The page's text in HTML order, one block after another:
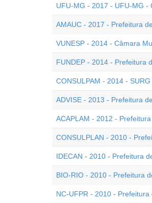
UFU-MG - 2017 - UFU-MG -
AMAUC - 2017 - Prefeitura
VUNESP - 2014 - Câmara
FUNDEP - 2014 - Prefeitura
CONSULPAM - 2014 -
ADVISE - 2013 - Prefeitura
ACAPLAM - 2012 -
CONSULPLAN - 2010 -
IDECAN - 2010 - Prefeitura
BIO-RIO - 2010 - Prefeitura
NC-UFPR - 2010 -